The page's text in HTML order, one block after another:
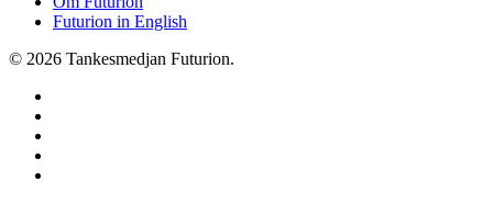
Futurion in English
© 2026 Tankesmedjan Futurion.